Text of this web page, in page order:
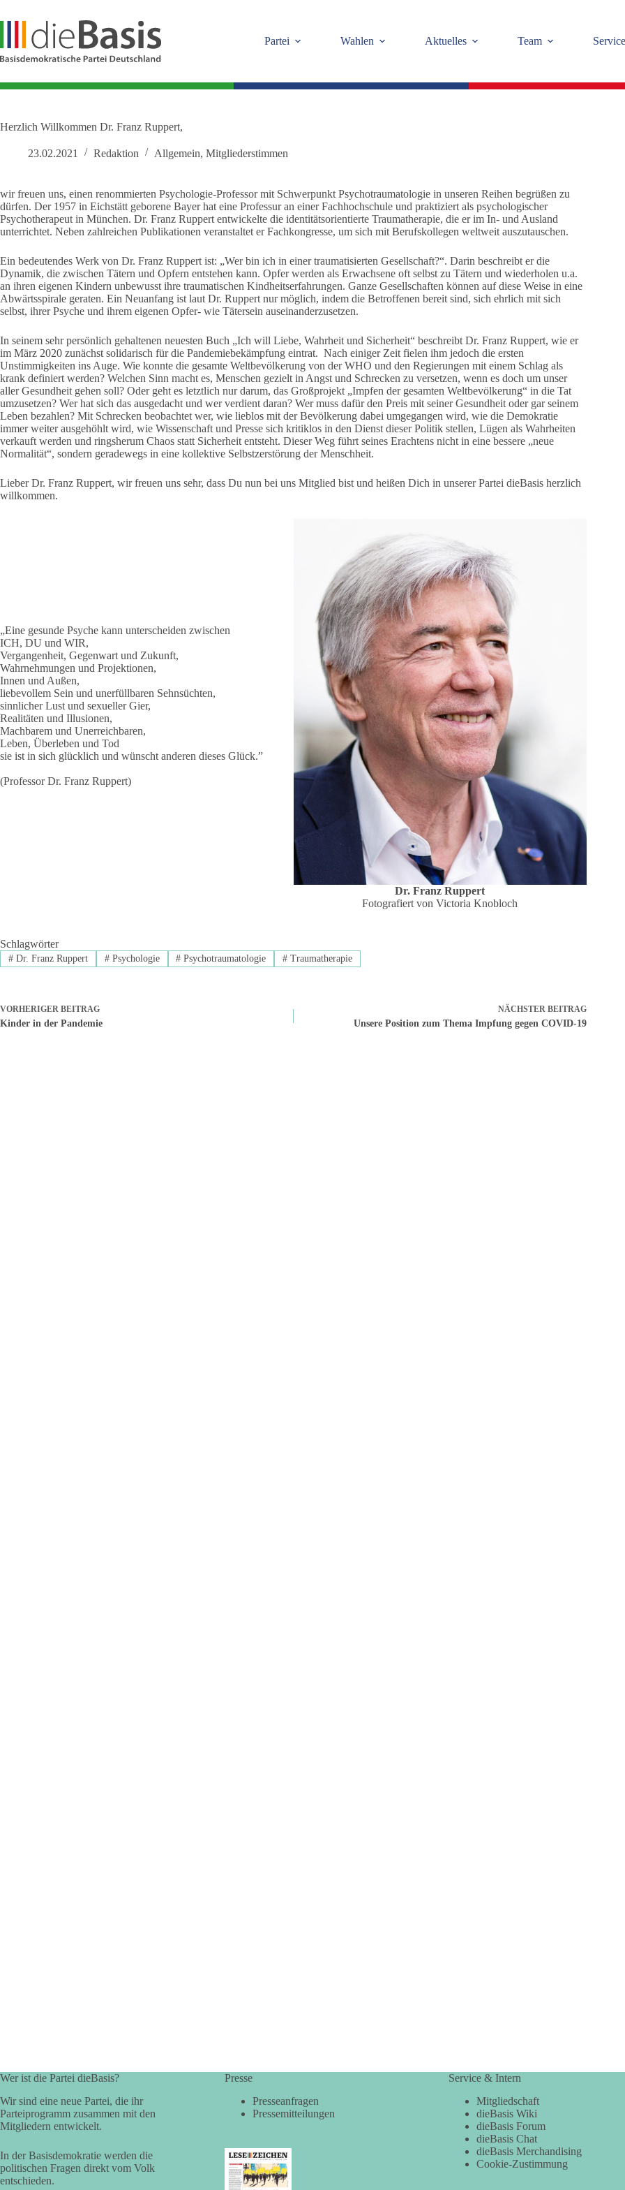
springen
Partei
Wahlen Aktuelles Team Service
Herzlich Willkommen Dr. Franz Ruppert,
23.02.2021 Redaktion Allgemein, Mitgliederstimmen
wir freuen uns, einen renommierten Psychologie-Professor mit Schwerpunkt Psychotraumatologie in unseren Reihen begrüßen zu
dürfen. Der 1957 in Eichstätt geborene Bayer hat eine Professur an einer Fachhochschule und praktiziert als psychologischer
Psychotherapeut in München. Dr. Franz Ruppert entwickelte die identitätsorientierte Traumatherapie, die er im In- und Ausland
unterrichtet. Neben zahlreichen Publikationen veranstaltet er Fachkongresse, um sich mit Berufskollegen weltweit auszutauschen.
Ein bedeutendes Werk von Dr. Franz Ruppert ist: „Wer bin ich in einer traumatisierten Gesellschaft?“. Darin beschreibt er die
Dynamik, die zwischen Tätern und Opfern entstehen kann. Opfer werden als Erwachsene oft selbst zu Tätern und wiederholen u.a.
an ihren eigenen Kindern unbewusst ihre traumatischen Kindheitserfahrungen. Ganze Gesellschaften können auf diese Weise in eine
Abwärtsspirale geraten. Ein Neuanfang ist laut Dr. Ruppert nur möglich, indem die Betroffenen bereit sind, sich ehrlich mit sich
selbst, ihrer Psyche und ihrem eigenen Opfer- wie Tätersein auseinanderzusetzen.
In seinem sehr persönlich gehaltenen neuesten Buch „Ich will Liebe, Wahrheit und Sicherheit“ beschreibt Dr. Franz Ruppert, wie er
im März 2020 zunächst solidarisch für die Pandemiebekämpfung eintrat. Nach einiger Zeit fielen ihm jedoch die ersten
Unstimmigkeiten ins Auge. Wie konnte die gesamte Weltbevölkerung von der WHO und den Regierungen mit einem Schlag als
krank definiert werden? Welchen Sinn macht es, Menschen gezielt in Angst und Schrecken zu versetzen, wenn es doch um unser
aller Gesundheit gehen soll? Oder geht es letztlich nur darum, das Großprojekt „Impfen der gesamten Weltbevölkerung“ in die Tat
umzusetzen? Wer hat sich das ausgedacht und wer verdient daran? Wer muss dafür den Preis mit seiner Gesundheit oder gar seinem
Leben bezahlen? Mit Schrecken beobachtet wer, wie lieblos mit der Bevölkerung dabei umgegangen wird, wie die Demokratie
immer weiter ausgehöhlt wird, wie Wissenschaft und Presse sich kritiklos in den Dienst dieser Politik stellen, Lügen als Wahrheiten
verkauft werden und ringsherum Chaos statt Sicherheit entsteht. Dieser Weg führt seines Erachtens nicht in eine bessere „neue
Normalität“, sondern geradewegs in eine kollektive Selbstzerstörung der Menschheit.
Lieber Dr. Franz Ruppert, wir freuen uns sehr, dass Du nun bei uns Mitglied bist und heißen Dich in unserer Partei dieBasis herzlich
willkommen.
„Eine gesunde Psyche kann unterscheiden zwischen
ICH, DU und WIR,
Vergangenheit, Gegenwart und Zukunft,
Wahrnehmungen und Projektionen,
Innen und Außen,
liebevollem Sein und unerfüllbaren Sehnsüchten,
sinnlicher Lust und sexueller Gier,
Realitäten und Illusionen,
Machbarem und Unerreichbaren,
Leben, Überleben und Tod
sie ist in sich glücklich und wünscht anderen dieses Glück.”
(Professor Dr. Franz Ruppert)
Dr. Franz Ruppert
Fotografiert von Victoria Knobloch
Schlagwörter
#Dr. Franz Ruppert #Psychologie # Psychotraumatologie # Traumatherapie
VORHERIGER BEITRAG
Kinder in der Pandemie
NÄCHSTER BEITRAG
Unsere Position zum Thema Impfung gegen COVID-19
Wer ist die Partei dieBasis?
Wir sind eine neue Partei, die ihr
Parteiprogramm zusammen mit den
Mitgliedern entwickelt.
In der Basisdemokratie werden die
politischen Fragen direkt vom Volk
entschieden.
Presse
Presseanfragen
Pressemitteilungen
Service & Intern
Mitgliedschaft
dieBasis Wiki
dieBasis Forum
dieBasis Chat
dieBasis Merchandising
Cookie-Zustimmung